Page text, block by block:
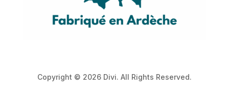
Copyright © 2026 Divi. All Rights Reserved.